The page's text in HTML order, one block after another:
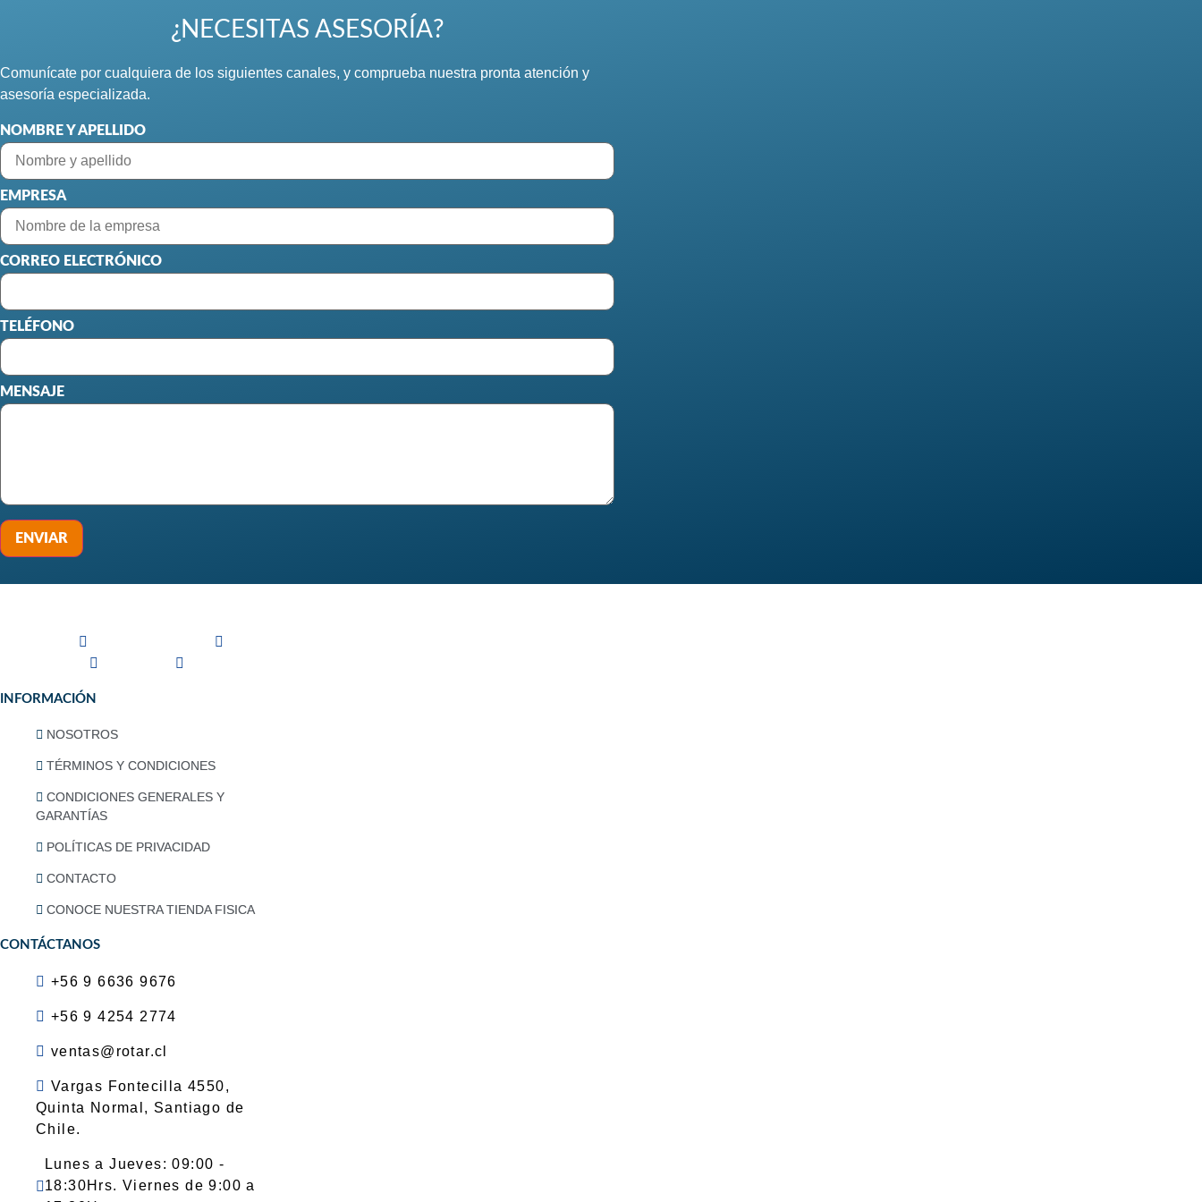
¿NECESITAS ASESORÍA?
Comunícate por cualquiera de los siguientes canales, y comprueba nuestra pronta atención y
asesoría especializada.
NOMBRE Y APELLIDO
EMPRESA
CORREO ELECTRÓNICO
TELÉFONO
MENSAJE
ENVIAR
INFORMACIÓN
NOSOTROS
TÉRMINOS Y CONDICIONES
CONDICIONES GENERALES Y
GARANTÍAS
POLÍTICAS DE PRIVACIDAD
CONTACTO
CONOCE NUESTRA TIENDA FISICA
CONTÁCTANOS
+56 9 6636 9676
+56 9 4254 2774
ventas@rotar.cl
Vargas Fontecilla 4550,
Quinta Normal, Santiago de
Chile.
Lunes a Jueves: 09:00 -
18:30Hrs. Viernes de 9:00 a